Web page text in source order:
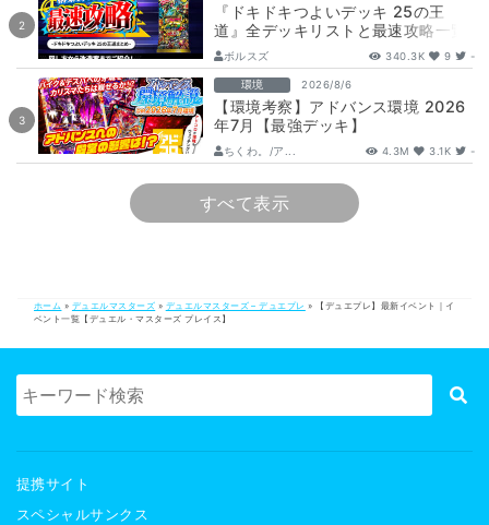
『ドキドキつよいデッキ 25の王
道』全デッキリストと最速攻略一覧
【DM26-SD1】
ボルスズ 340.3K 9 -
環境 2026/8/6
【環境考察】アドバンス環境 2026
年7月【最強デッキ】
ちくわ。/ア... 4.3M 3.1K -
すべて表示
ホーム » デュエルマスターズ » デュエルマスターズ – デュエプレ »
【デュエプレ】最新イベント｜イ
ベント一覧【デュエル・マスターズ プレイス】
提携サイト
スペシャルサンクス